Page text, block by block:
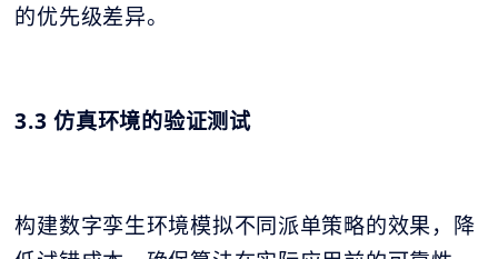
的优先级差异。
3.3 仿真环境的验证测试
构建数字孪生环境模拟不同派单策略的效果，降